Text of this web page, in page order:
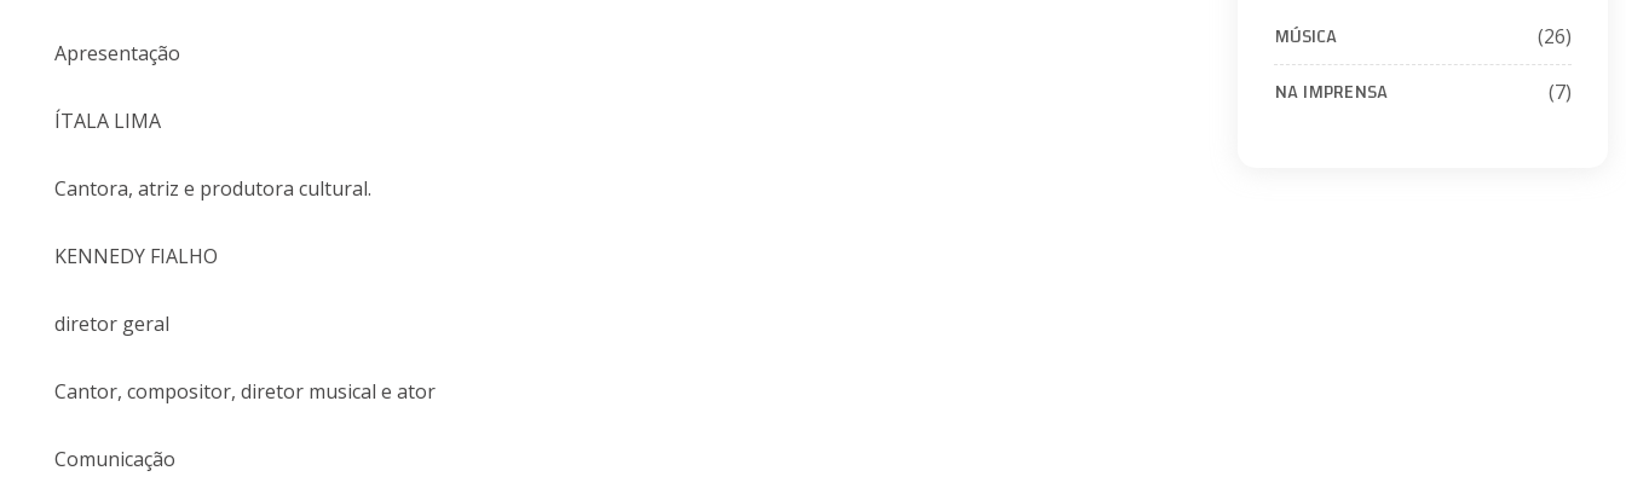
Apresentação
ÍTALA LIMA
Cantora, atriz e produtora cultural.
KENNEDY FIALHO
diretor geral
Cantor, compositor, diretor musical e ator
Comunicação
MÚSICA (26)
NA IMPRENSA (7)